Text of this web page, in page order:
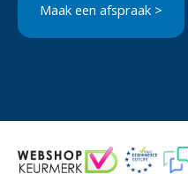
Maak een afspraak >